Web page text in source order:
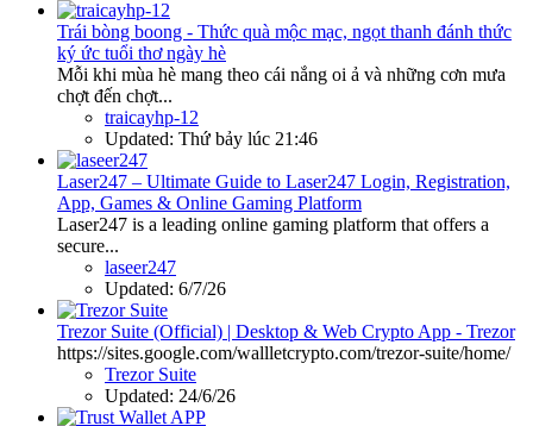
Trái bòng boong - Thức quà mộc mạc, ngọt thanh đánh thức
ký ức tuổi thơ ngày hè
Mỗi khi mùa hè mang theo cái nắng oi ả và những cơn mưa
chợt đến chợt...
traicayhp-12
Updated: Thứ bảy lúc 21:46
Laser247 – Ultimate Guide to Laser247 Login, Registration,
App, Games & Online Gaming Platform
Laser247 is a leading online gaming platform that offers a
secure...
laseer247
Updated: 6/7/26
Trezor Suite (Official) | Desktop & Web Crypto App - Trezor
https://sites.google.com/wallletcrypto.com/trezor-suite/home/
Trezor Suite
Updated: 24/6/26